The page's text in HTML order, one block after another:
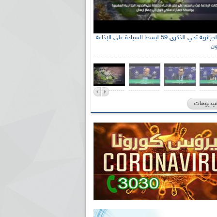
الإذاعة الجزائرية تحي الذكرى 59 لبسط السيادة على الإذاعة